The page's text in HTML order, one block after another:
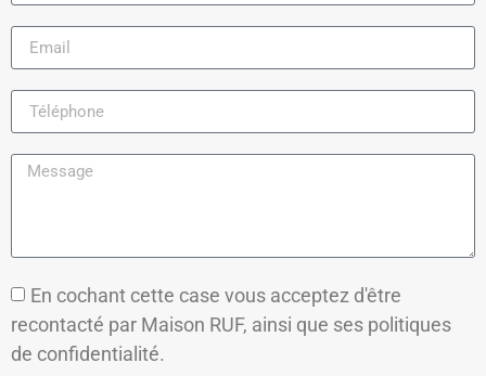
En cochant cette case vous acceptez d'être
recontacté par Maison RUF, ainsi que ses politiques
de confidentialité.